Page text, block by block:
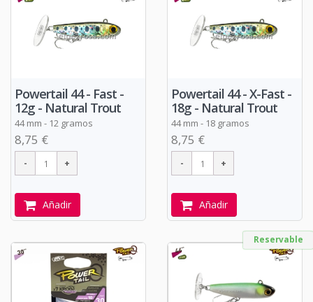
Powertail 44 - Fast -
12g - Natural Trout
44 mm - 12 gramos
8,75 €
Añadir
Powertail 44 - X-Fast -
18g - Natural Trout
44 mm - 18 gramos
8,75 €
Añadir
Reservable